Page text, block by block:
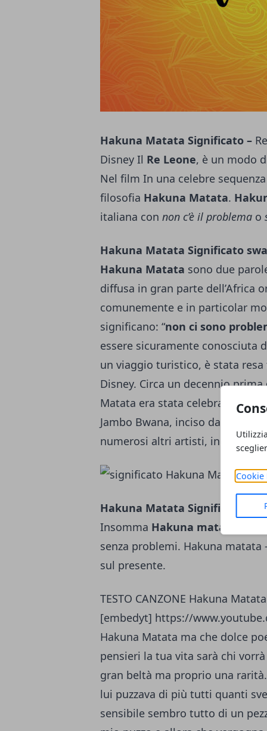
Cookie
Hakuna Matata Significato –
Disney Il Re Leone, è un modo
Nel film In una celebre
filosofia Hakuna Matata.
italiana con non c’è il problema o
Hakuna Matata Significato
Hakuna Matata sono due
diffusa in gran parte dell’Africa
comunemente e in particolar
significano: “non ci sono
essere sicuramente conosciuta
un viaggio turistico, è stata resa
Disney. Circa un decennio prima
Matata era stata celebrata
Jambo Bwana, inciso dai Them
numerosi altri artisti, incluso il
Hakuna Matata Significato -
Insomma Hakuna matata
senza problemi. Hakuna
sul presente.
TESTO CANZONE Hakuna Matata
[embedyt] https://
Hakuna Matata ma che dolce
pensieri la tua vita sarà chi
gran beltà ma proprio una
lui puzzava di più tutti quanti
sensibile sembro tutto di un